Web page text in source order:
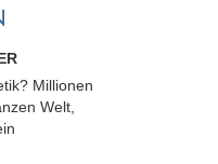
Millionen
Welt,